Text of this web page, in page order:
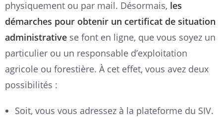
physiquement ou par mail. Désormais, les
démarches pour obtenir un certificat de situation
administrative se font en ligne, que vous soyez un
particulier ou un responsable d’exploitation
agricole ou forestière. À cet effet, vous avez deux
possibilités :
Soit, vous vous adressez à la plateforme du SIV.